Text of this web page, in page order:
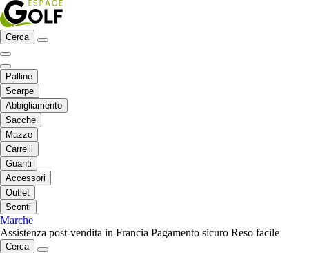
Cerca
Palline
Scarpe
Abbigliamento
Sacche
Mazze
Carrelli
Guanti
Accessori
Outlet
Sconti
Marche
Assistenza post-vendita in Francia Pagamento sicuro Reso facile
Cerca